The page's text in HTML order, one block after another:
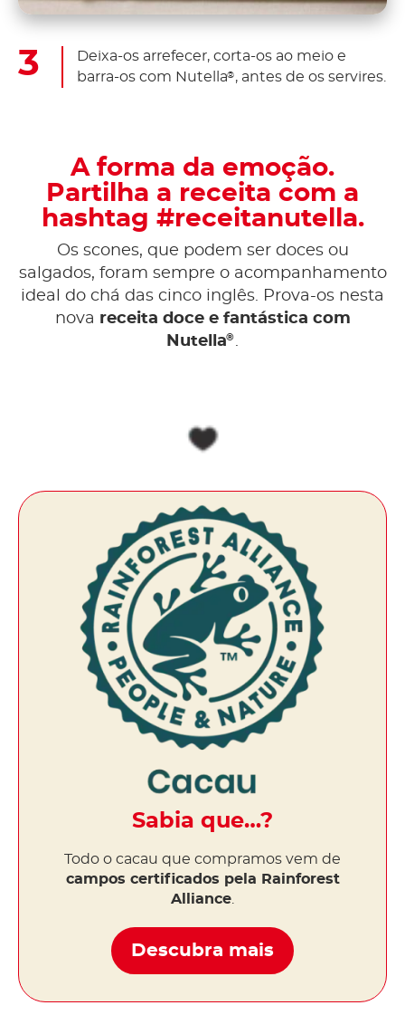
Deixa-os arrefecer, corta-os ao meio e
barra-os com Nutella® , antes de os servires.
A forma da emoção.
Partilha a receita com a
hashtag #receitanutella.
Os scones, que podem ser doces ou
salgados, foram sempre o acompanhamento
ideal do chá das cinco inglês. Prova-os nesta
nova receita doce e fantástica com
Nutella®.
Sabia que…?
Todo o cacau que compramos vem de
campos certificados pela Rainforest
Alliance
Descubra mais